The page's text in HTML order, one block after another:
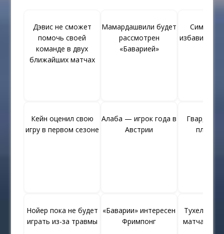
Дэвис не сможет
помочь своей
команде в двух
ближайших матчах
Мамардашвили будет
рассмотрен
«Баварией»
Симеоне
избавиться
Кейн оценил свою
игру в первом сезоне
Алаба — игрок года в
Австрии
Нойер пока не будет
играть из-за травмы
«Баварии» интересен
Фримпонг
Тухель о
матча с